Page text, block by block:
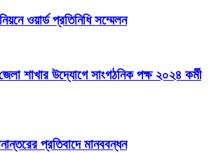
ওয়ার্ড প্রতিনিধি সম্মেলন
শাখার উদ্যোগে সাংগঠনিক পক্ষ ২০২৪ কর্মী
প্রতিবাদে মানববন্ধন